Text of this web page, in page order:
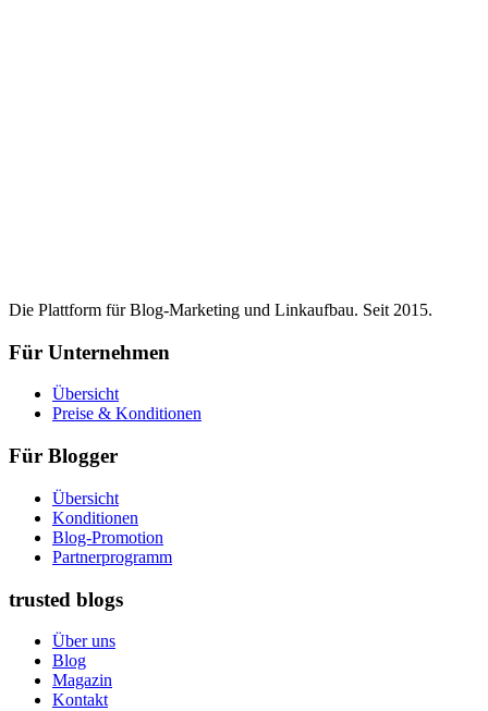
Die Plattform für Blog-Marketing und Linkaufbau. Seit 2015.
Für Unternehmen
Übersicht
Preise & Konditionen
Für Blogger
Übersicht
Konditionen
Blog-Promotion
Partnerprogramm
trusted blogs
Über uns
Blog
Magazin
Kontakt